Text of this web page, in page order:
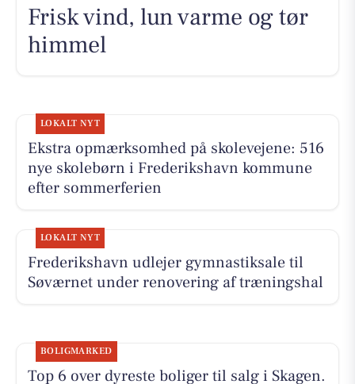
Frisk vind, lun varme og tør
himmel
LOKALT NYT
Ekstra opmærksomhed på skolevejene: 516
nye skolebørn i Frederikshavn kommune
efter sommerferien
LOKALT NYT
Frederikshavn udlejer gymnastiksale til
Søværnet under renovering af træningshal
BOLIGMARKED
Top 6 over dyreste boliger til salg i Skagen.